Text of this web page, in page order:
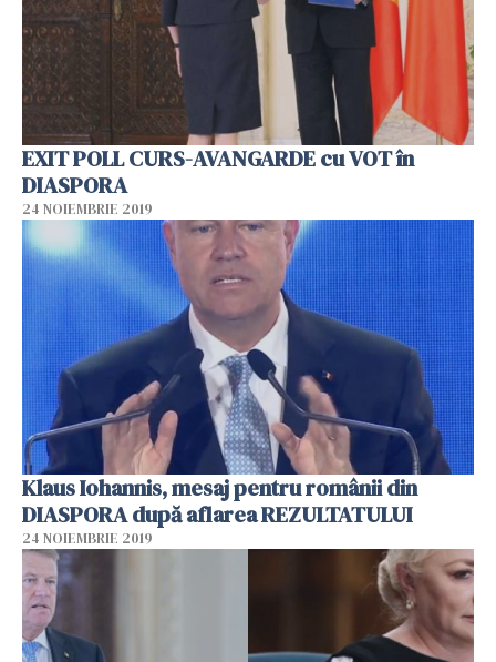
EXIT POLL CURS-AVANGARDE cu VOT în
DIASPORA
24 NOIEMBRIE 2019
Klaus Iohannis, mesaj pentru românii din
DIASPORA după aflarea REZULTATULUI
24 NOIEMBRIE 2019